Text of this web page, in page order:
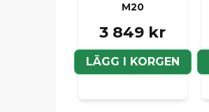
M20
3 849 kr
LÄGG I KORGEN